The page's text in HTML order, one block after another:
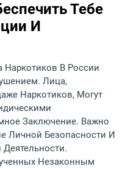
Тебе
И
В России
Лица,
Наркотиков, Могут
Заключение. Важно
Личной Безопасности И
Деятельности.
Незаконным